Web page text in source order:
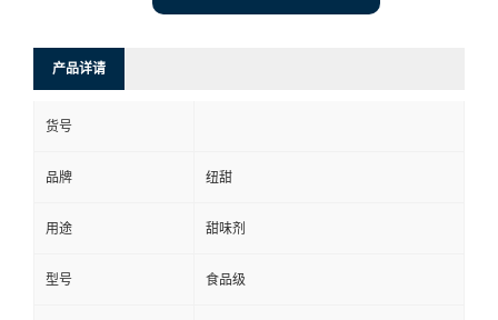
产品详请
货号
品牌 纽甜
用途 甜味剂
型号 食品级